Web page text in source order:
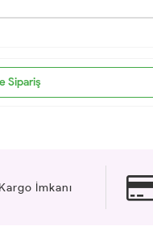
Sipariş
Kargo İmkanı